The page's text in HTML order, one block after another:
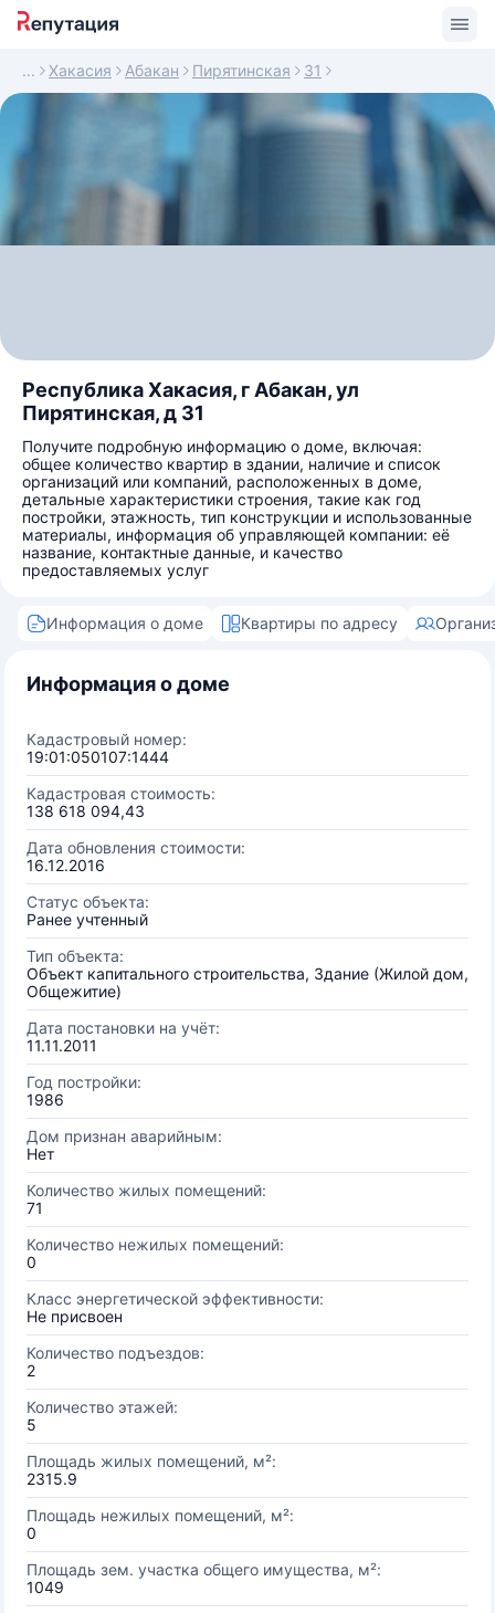
Хакасия Абакан Пирятинская 31
Республика Хакасия, г Абакан, ул
Пирятинская, д 31
Получите подробную информацию о доме, включая:
общее количество квартир в здании, наличие и список
организаций или компаний, расположенных в доме,
детальные характеристики строения, такие как год
постройки, этажность, тип конструкции и использованные
материалы, информация об управляющей компании: её
название, контактные данные, и качество
предоставляемых услуг
Информация о доме Квартиры по адресу
Информация о доме
Кадастровый номер:
19:01:050107:1444
Кадастровая стоимость:
138 618 094,43
Дата обновления стоимости:
16.12.2016
Статус объекта:
Ранее учтенный
Тип объекта:
Объект капитального строительства, Здание (Жилой дом,
Общежитие)
Дата постановки на учёт:
11.11.2011
Год постройки:
1986
Дом признан аварийным:
Нет
Количество жилых помещений:
71
Количество нежилых помещений:
0
Класс энергетической эффективности:
Не присвоен
Количество подъездов:
2
Количество этажей:
5
Площадь жилых помещений, м²:
2315.9
Площадь нежилых помещений, м²:
0
Площадь зем. участка общего имущества, м²:
1049